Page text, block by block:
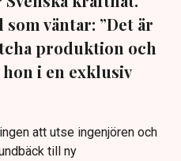
väntar: ”Det är
produktion och
i en exklusiv
att utse ingenjören och
till ny